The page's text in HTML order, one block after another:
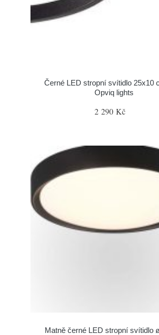
Černé LED stropní svítidlo 25x10
Opviq lights
2 290 Kč
Matně černé LED stropní svítidlo